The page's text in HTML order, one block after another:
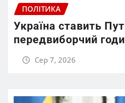
ПОЛІТИКА
Україна ставить
передвиборчий
Сер 7, 2026